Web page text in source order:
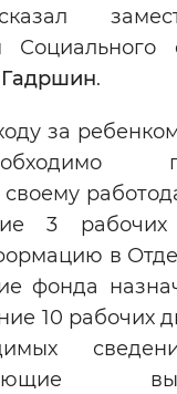
Социального
.
за
3
в
фонда
10 рабочих